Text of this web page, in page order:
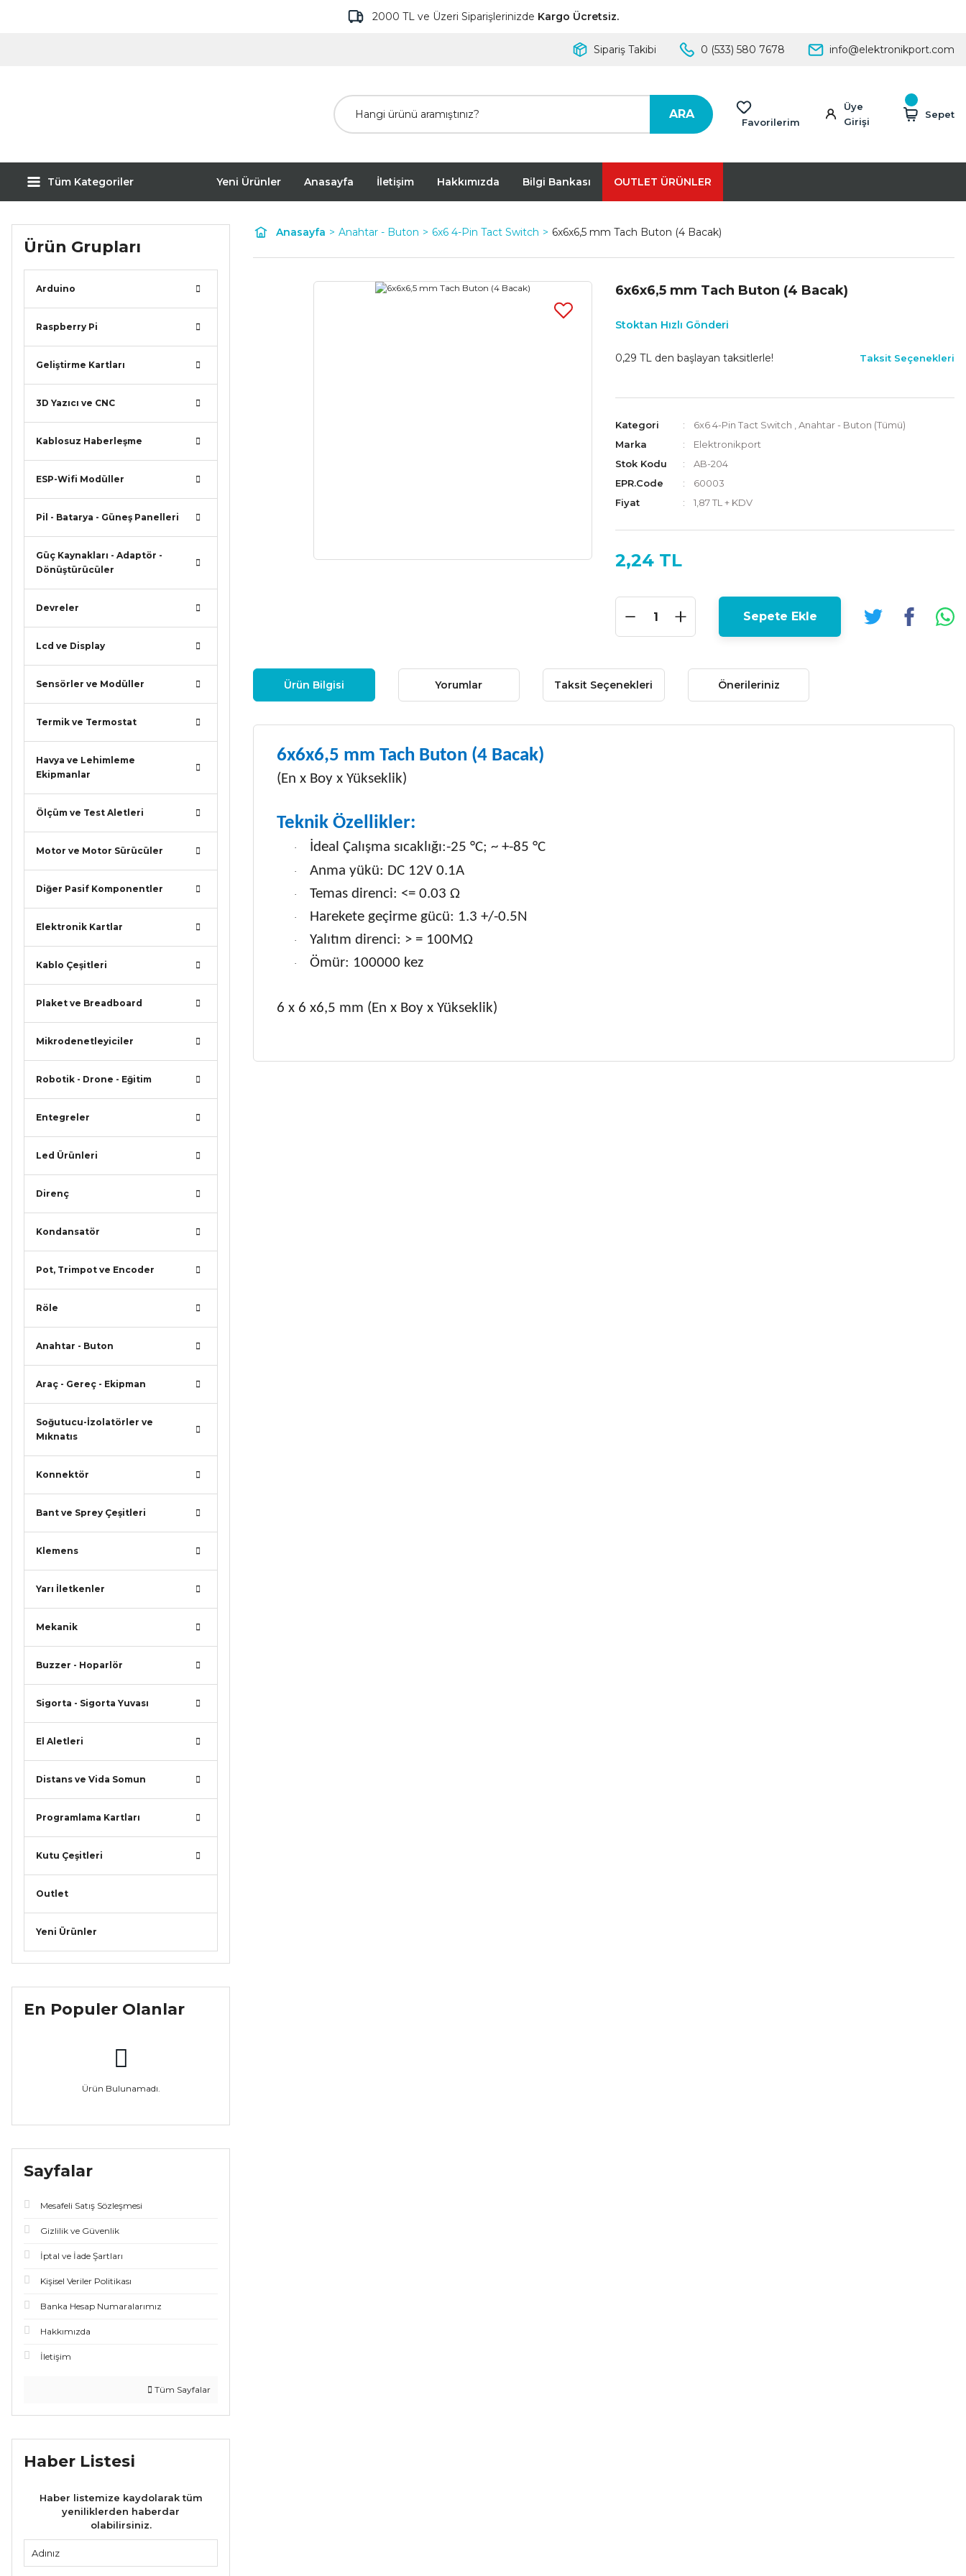
2000 TL ve Üzeri Siparişlerinizde Kargo Ücretsiz.
Sipariş Takibi 0 (533) 580 7678 info@elektronikport.com
ARA
Favorilerim
Üye
Girişi
Sepet
Tüm Kategoriler Yeni Ürünler Anasayfa İletişim Hakkımızda Bilgi Bankası OUTLET ÜRÜNLER
Ürün Grupları
Arduino
Raspberry Pi
Geliştirme Kartları
3D Yazıcı ve CNC
Kablosuz Haberleşme
ESP-Wifi Modüller
Pil - Batarya - Güneş Panelleri
Güç Kaynakları - Adaptör -
Dönüştürücüler
Devreler
Lcd ve Display
Sensörler ve Modüller
Termik ve Termostat
Havya ve Lehimleme
Ekipmanlar
Ölçüm ve Test Aletleri
Motor ve Motor Sürücüler
Diğer Pasif Komponentler
Elektronik Kartlar
Kablo Çeşitleri
Plaket ve Breadboard
Mikrodenetleyiciler
Robotik - Drone - Eğitim
Entegreler
Led Ürünleri
Direnç
Kondansatör
Pot, Trimpot ve Encoder
Röle
Anahtar - Buton
Araç - Gereç - Ekipman
Soğutucu-İzolatörler ve
Mıknatıs
Konnektör
Bant ve Sprey Çeşitleri
Klemens
Yarı İletkenler
Mekanik
Buzzer - Hoparlör
Sigorta - Sigorta Yuvası
El Aletleri
Distans ve Vida Somun
Programlama Kartları
Kutu Çeşitleri
Outlet
Yeni Ürünler
En Populer Olanlar
Ürün Bulunamadı.
Sayfalar
Mesafeli Satış Sözleşmesi
Gizlilik ve Güvenlik
İptal ve İade Şartları
Kişisel Veriler Politikası
Banka Hesap Numaralarımız
Hakkımızda
İletişim
Tüm Sayfalar
Haber Listesi
Haber listemize kaydolarak tüm
yeniliklerden haberdar
olabilirsiniz.
Anasayfa Anahtar - Buton 6x6 4-Pin Tact Switch 6x6x6,5 mm Tach Buton (4 Bacak)
6x6x6,5 mm Tach Buton (4 Bacak)
Stoktan Hızlı Gönderi
0,29 TL den başlayan taksitlerle! Taksit Seçenekleri
Kategori 6x6 4-Pin Tact Switch ,Anahtar - Buton (Tümü)
Marka
Elektronikport
Stok Kodu
AB-204
EPR.Code
60003
Fiyat
1,87 TL + KDV
2,24 TL
Sepete Ekle
Ürün Bilgisi Yorumlar Taksit Seçenekleri Önerileriniz
6x6x6,5 mm Tach Buton (4 Bacak)
(En x Boy x Yükseklik)
Teknik Özellikler:
· İdeal Çalışma sıcaklığı:-25 °C; ~ +-85 °C
· Anma yükü: DC 12V 0.1A
· Temas direnci: <= 0.03 Ω
· Harekete geçirme gücü: 1.3 +/-0.5N
· Yalıtım direnci: > = 100MΩ
· Ömür: 100000 kez
6 x 6 x6,5 mm (En x Boy x Yükseklik)